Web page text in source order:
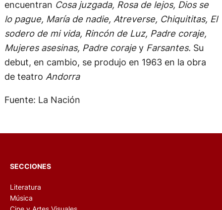
encuentran Cosa juzgada, Rosa de lejos, Dios se
lo pague, María de nadie, Atreverse, Chiquititas, El
sodero de mi vida, Rincón de Luz, Padre coraje,
Mujeres asesinas, Padre corajey Farsantes. Su
debut, en cambio, se produjo en 1963 en la obra
de teatro Andorra
Fuente: La Nación
SECCIONES
Literatura
Música